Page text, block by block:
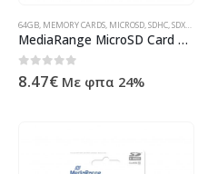
64GB, MEMORY CARDS, MICROSD,SDHC,SDXC ,
MediaRange MicroSD Card 64GB Cl.10 w/Ada. MR955
0out of 5
8.47€ Με φπα 24%